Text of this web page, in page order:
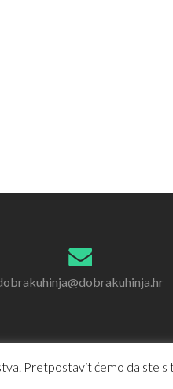
Pretpostavit ćemo da ste